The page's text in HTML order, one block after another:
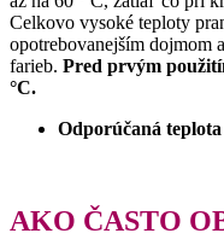
Celkovo vysoké teploty
opotrebovanejším dojmom
farieb. Pred prvým
°C.
Odporúčaná
AKO ČASTO